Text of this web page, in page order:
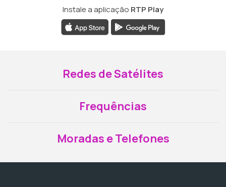
Instale a aplicação RTP Play
Redes de Satélites
Frequências
Moradas e Telefones